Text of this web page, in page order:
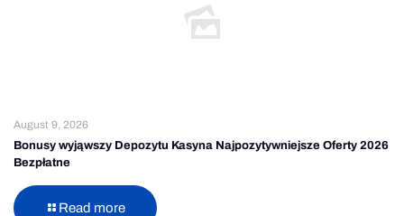
August 9, 2026
Bonusy wyjąwszy Depozytu Kasyna Najpozytywniejsze Oferty 2026
Bezpłatne
Read more